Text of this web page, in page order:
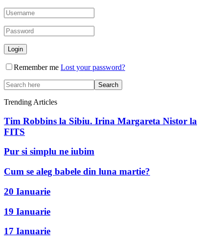
Remember me Lost your password?
Trending Articles
Tim Robbins la Sibiu. Irina Margareta Nistor la
FITS
Pur si simplu ne iubim
Cum se aleg babele din luna martie?
20 Ianuarie
19 Ianuarie
17 Ianuarie